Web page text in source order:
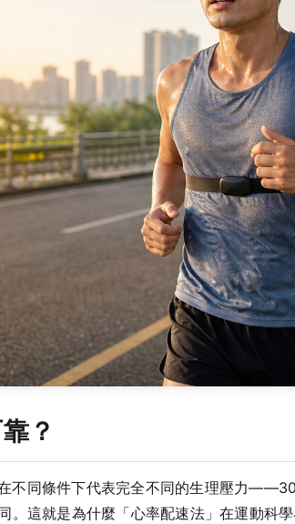
？
不同條件下代表完全不同的生理壓力
。這就是為什麼「心率配速法」在運動科